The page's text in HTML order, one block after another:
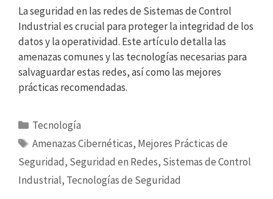
La seguridad en las redes de Sistemas de Control
Industrial es crucial para proteger la integridad de los
datos y la operatividad. Este artículo detalla las
amenazas comunes y las tecnologías necesarias para
salvaguardar estas redes, así como las mejores
prácticas recomendadas.
Categorías
Tecnología
Etiquetas
Amenazas Cibernéticas, Mejores Prácticas de
Seguridad, Seguridad en Redes, Sistemas de Control
Industrial, Tecnologías de Seguridad